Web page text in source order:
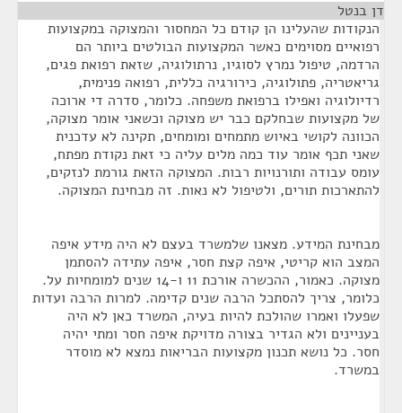
דן בנטל
הנקודות שהעלינו הן קודם כל המחסור והמצוקה במקצועות
רפואיים מסוימים כאשר המקצועות הבולטים ביותר הם
הרדמה, טיפול נמרץ לסוגיו, נרתולוגיה, שזאת רפואת פגים,
גריאטריה, פתולוגיה, כירורגיה כללית, רפואה פנימית,
רדיולוגיה ואפילו ברפואת משפחה. כלומר, סדרה די ארוכה
של מקצועות שבחלקם כבר יש מצוקה וכשאני אומר מצוקה,
הכוונה לקושי באיוש מתמחים ומומחים, תקינה לא עדכנית
שאני תכף אומר עוד כמה מלים עליה כי זאת נקודת מפתח,
עומס עבודה ותורנויות רבות. המצוקה הזאת גורמת לנזקים,
להתארכות תורים, ולטיפול לא נאות. זה מבחינת המצוקה.
מבחינת המידע. מצאנו שלמשרד בעצם לא היה מידע איפה
המצב הוא קריטי, איפה קצת חסר, איפה עתידה להסתמן
מצוקה. כאמור, ההכשרה אורכת 11 ו-14 שנים למומחיות על.
כלומר, צריך להסתכל הרבה שנים קדימה. למרות הרבה ועדות
שפעלו ואמרו שהולכת להיות בעיה, המשרד כאן לא היה
בעניינים ולא הגדיר בצורה מדויקת איפה חסר ומתי יהיה
חסר. כל נושא תכנון מקצועות הבריאות נמצא לא מוסדר
במשרד.